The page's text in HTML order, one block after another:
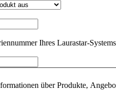
Ihres Laurastar-
über Produkte,